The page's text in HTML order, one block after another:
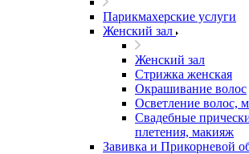
Парикмахерские услуги
Женский зал
Женский зал
Стрижка женская
Окрашивание волос
Осветление волос,
Свадебные
плетения, макияж
Завивка и Прикорневой